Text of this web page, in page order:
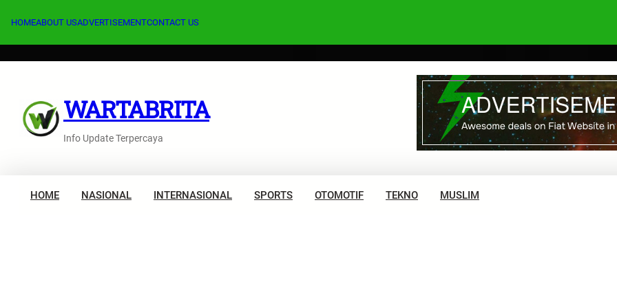
HOMEABOUT USADVERTISEMENTCONTACT US
WARTABRITA
Info Update Terpercaya
HOME NASIONAL INTERNASIONAL SPORTS OTOMOTIF TEKNO MUSLIM